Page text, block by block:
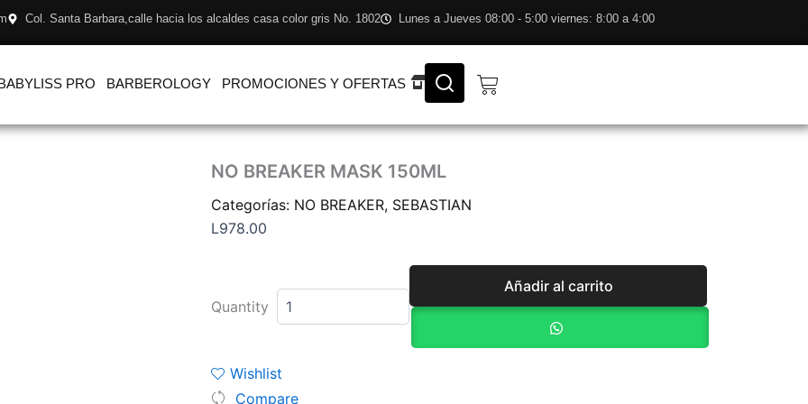
Col. Santa Barbara,calle hacia los alcaldes casa color gris No. 1802 Lunes a Jueves 08:00 - 5:00 viernes: 8:00 a 4:00
PRO BARBEROLOGY PROMOCIONES Y OFERTAS Cart
NO BREAKER MASK 150ML
Categorías: NO BREAKER, SEBASTIAN
L978.00
Quantity
BREAKER
MASK
150ML
Añadir al carrito
Wishlist
Compare